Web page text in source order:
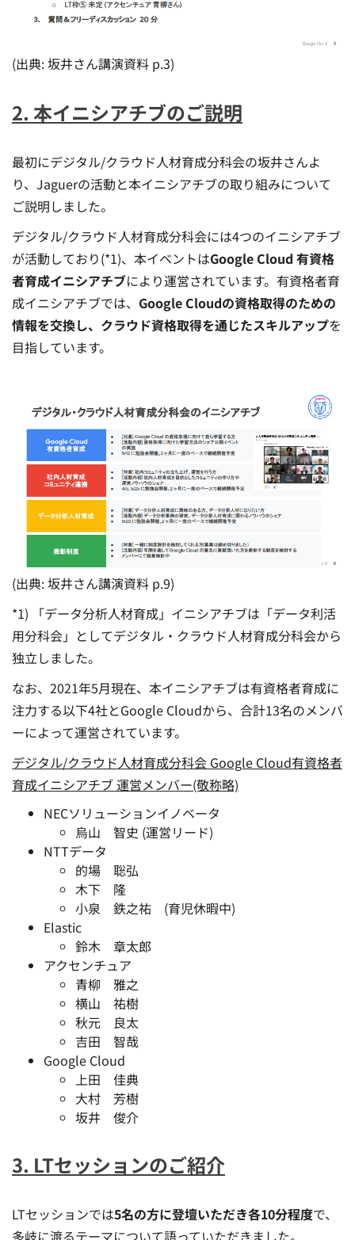
(出典: 坂井さん講演資料 p.3)
2. 本イニシアチブのご説明
最初にデジタル/クラウド人材育成分科会の坂井さんよ
り、Jaguerの活動と本イニシアチブの取り組みについて
ご説明しました。
デジタル/クラウド人材育成分科会には4つのイニシアチブ
が活動しており(*1)、本イベントはGoogle Cloud 有資格
者育成イニシアチブにより運営されています。有資格者育
成イニシアチブでは、 Google Cloudの資格取得のための
情報を交換し、クラウド資格取得を通じたスキルアップを
目指しています。
(出典: 坂井さん講演資料 p.9)
*1) 「データ分析人材育成」イニシアチブは「データ利活
用分科会」としてデジタル・クラウド人材育成分科会から
独立しました。
なお、2021年5月現在、本イニシアチブは有資格者育成に
注力する以下4社とGoogle Cloudから、合計13名のメンバ
ーによって運営されています。
デジタル/クラウド人材育成分科会 Google Cloud有資格者
育成イニシアチブ 運営メンバー(敬称略)
NECソリューションイノベータ
烏山 智史 (運営リード)
NTTデータ
的場 聡弘
木下 隆
小泉 鉄之祐 (育児休暇中)
Elastic
鈴木 章太郎
アクセンチュア
青柳 雅之
横山 祐樹
秋元 良太
吉田 智哉
Google Cloud
上田 佳典
大村 芳樹
坂井 俊介
3. LTセッションのご紹介
LTセッションでは5名の方に登壇いただき各10分程度で、